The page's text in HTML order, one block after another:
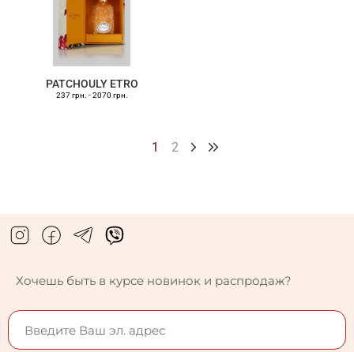
PATCHOULY ETRO
237 грн. -2070 грн.
1 2
Хочешь быть в курсе новинок и распродаж?